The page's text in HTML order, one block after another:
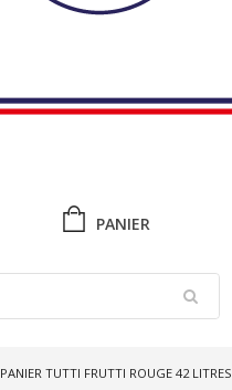
PANIER
PANIER TUTTI FRUTTI ROUGE 42 LITRES